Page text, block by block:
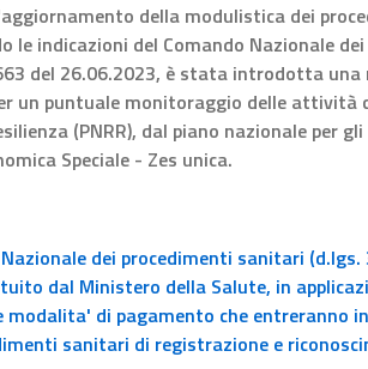
della modulistica dei
le indicazioni del Comando Nazionale
del 26.06.2023, è stata introdotta
un puntuale monitoraggio delle attività
(PNRR), dal piano nazionale per
Speciale - Zes unica.
dei procedimenti sanitari
dal Ministero della Salute, in
di pagamento che entreranno
sanitari di registrazione e